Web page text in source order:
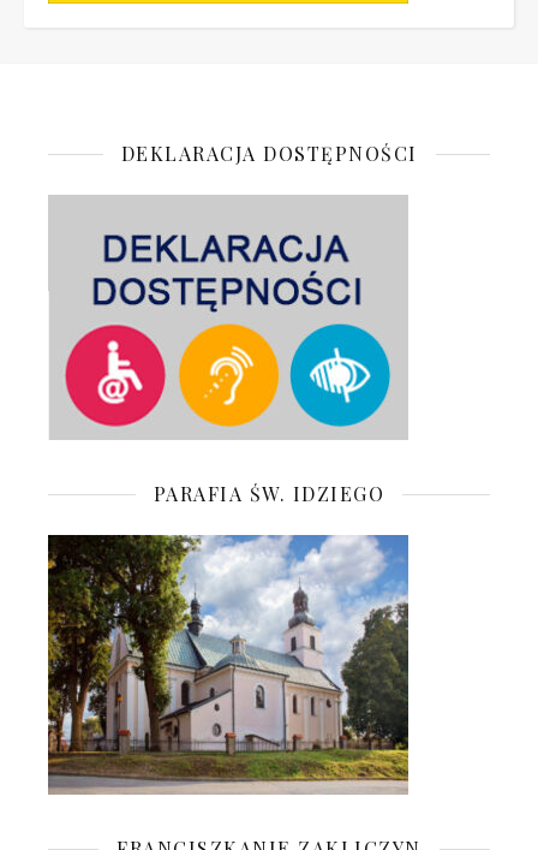
DEKLARACJA DOSTĘPNOŚCI
PARAFIA ŚW. IDZIEGO